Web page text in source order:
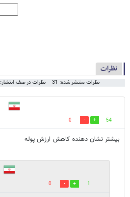
نظرات
نظرات منتشر شده: 31 نظرات در صف انتشار: 2
54
0
بیشتر نشان دهنده کاهش ارزش پوله
1
0